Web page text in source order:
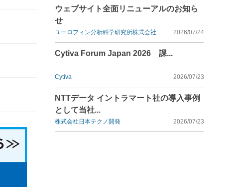
ウェブサイト全面リニューアルのお知ら
せ
ユーロフィン分析科学研究所株式会社 2026/07/24
Cytiva Forum Japan 2026 課...
Cytiva 2026/07/23
NTTデータ イントラマート社の導入事例
として当社...
株式会社日本テクノ開発 2026/07/23